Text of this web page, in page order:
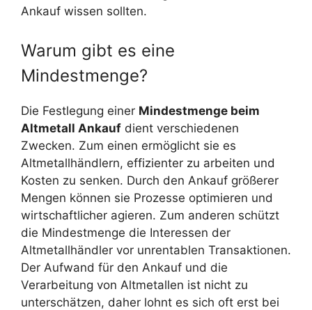
Ankauf wissen sollten.
Warum gibt es eine
Mindestmenge?
Die Festlegung einer Mindestmenge beim
Altmetall Ankauf dient verschiedenen
Zwecken. Zum einen ermöglicht sie es
Altmetallhändlern, effizienter zu arbeiten und
Kosten zu senken. Durch den Ankauf größerer
Mengen können sie Prozesse optimieren und
wirtschaftlicher agieren. Zum anderen schützt
die Mindestmenge die Interessen der
Altmetallhändler vor unrentablen Transaktionen.
Der Aufwand für den Ankauf und die
Verarbeitung von Altmetallen ist nicht zu
unterschätzen, daher lohnt es sich oft erst bei